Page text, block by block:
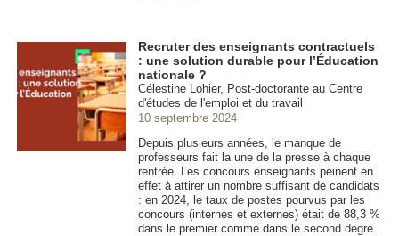
Recruter des enseignants contractuels
: une solution durable pour l’Éducation
nationale ?
Célestine Lohier, Post-doctorante au Centre
d'études de l'emploi et du travail
10 septembre 2024
Depuis plusieurs années, le manque de
professeurs fait la une de la presse à chaque
rentrée. Les concours enseignants peinent en
effet à attirer un nombre suffisant de candidats
: en 2024, le taux de postes pourvus par les
concours (internes et externes) était de 88,3 %
dans le premier comme dans le second degré.